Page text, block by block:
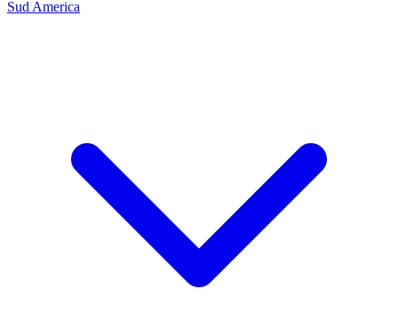
Sud America